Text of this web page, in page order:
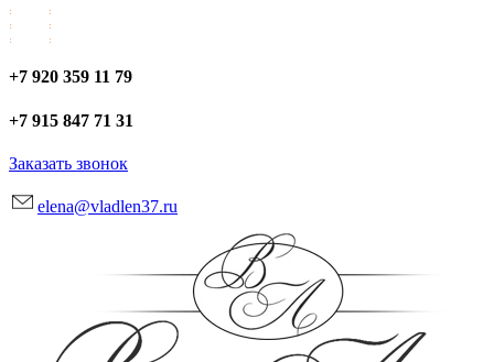
+7 920 359 11 79
+7 915 847 71 31
Заказать звонок
elena@vladlen37.ru